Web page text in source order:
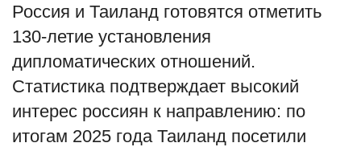
Россия и Таиланд готовятся отметить
130-летие установления
дипломатических отношений.
Статистика подтверждает высокий
интерес россиян к направлению: по
итогам 2025 года Таиланд посетили